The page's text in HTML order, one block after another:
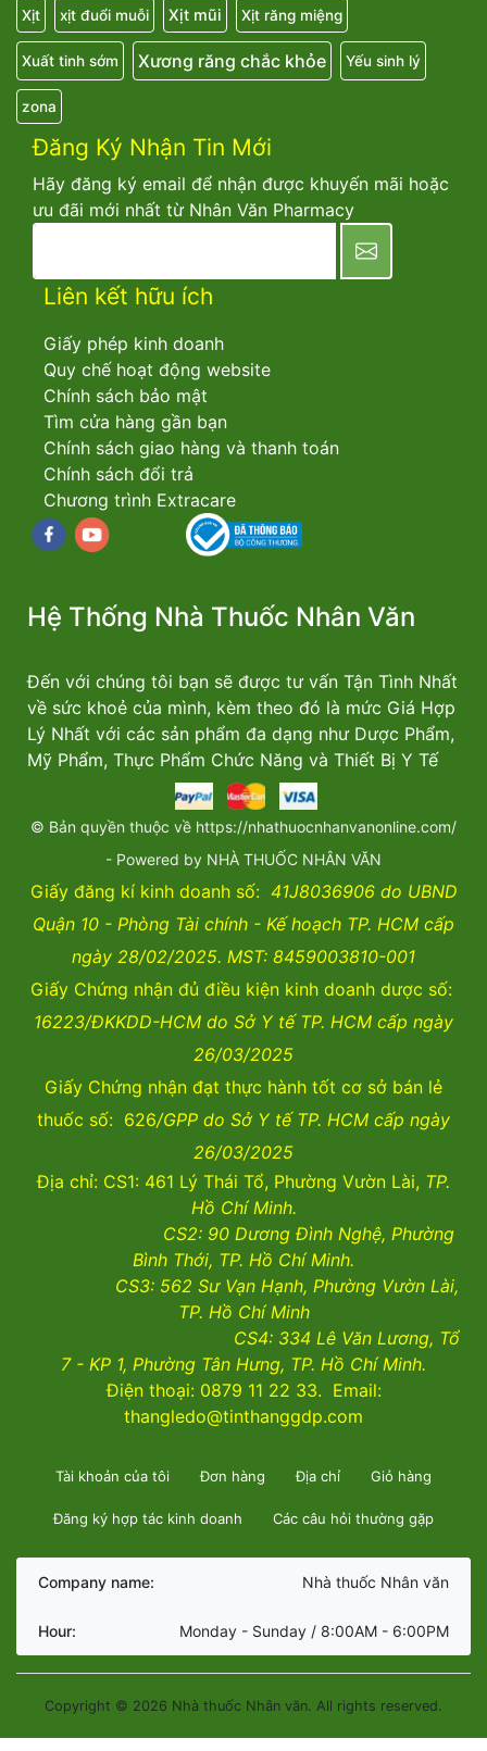
Xịt xịt đuổi muỗi Xịt mũi Xịt răng miệng
Xuất tinh sớm Xương răng chắc khỏe Yếu sinh lý
zona
Đăng Ký Nhận Tin Mới
Hãy đăng ký email để nhận được khuyến mãi hoặc
ưu đãi mới nhất từ Nhân Văn Pharmacy
Liên kết hữu ích
Giấy phép kinh doanh
Quy chế hoạt động website
Chính sách bảo mật
Tìm cửa hàng gần bạn
Chính sách giao hàng và thanh toán
Chính sách đổi trả
Chương trình Extracare
Facebookyoutube
Hệ Thống Nhà Thuốc Nhân Văn
Đến với chúng tôi bạn sẽ được tư vấn Tận Tình Nhất
về sức khoẻ của mình, kèm theo đó là mức Giá Hợp
Lý Nhất với các sản phẩm đa dạng như Dược Phẩm,
Mỹ Phẩm, Thực Phẩm Chức Năng và Thiết Bị Y Tế
© Bản quyền thuộc về https://nhathuocnhanvanonline.com/
- Powered by NHÀ THUỐC NHÂN VĂN
Giấy đăng kí kinh doanh số: 41J8036906 do UBND
Quận 10 - Phòng Tài chính - Kế hoạch TP. HCM cấp
ngày 28/02/2025. MST: 8459003810-001
Giấy Chứng nhận đủ điều kiện kinh doanh dược số:
16223/ĐKKDD-HCM do Sở Y tế TP. HCM cấp ngày
26/03/2025
Giấy Chứng nhận đạt thực hành tốt cơ sở bán lẻ
thuốc số: 626/GPP do Sở Y tế TP. HCM cấp ngày
26/03/2025
Địa chỉ: CS1: 461 Lý Thái Tổ, Phường Vườn Lài, TP.
Hồ Chí Minh.
CS2: 90 Dương Đình Nghệ, Phường
Bình Thới, TP. Hồ Chí Minh.
CS3: 562 Sư Vạn Hạnh, Phường Vườn Lài,
TP. Hồ Chí Minh
CS4: 334 Lê Văn Lương, Tổ
7 - KP 1, Phường Tân Hưng, TP. Hồ Chí Minh.
Điện thoại: 0879 11 22 33. Email:
thangledo@tinthanggdp.com
Tài khoản của tôi Đơn hàng Địa chỉ Giỏ hàng
Đăng ký hợp tác kinh doanh Các câu hỏi thường gặp
Company name: Nhà thuốc Nhân văn
Hour: Monday - Sunday / 8:00AM - 6:00PM
Copyright © 2026 Nhà thuốc Nhân văn. All rights reserved.